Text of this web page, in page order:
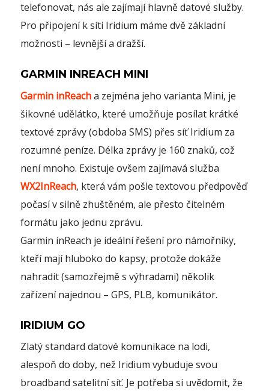
telefonovat, nás ale zajímají hlavně datové služby.
Pro připojení k síti Iridium máme dvě základní
možnosti – levnější a dražší.
GARMIN INREACH MINI
Garmin inReacha zejména jeho varianta Mini, je
šikovné udělátko, které umožňuje posílat krátké
textové zprávy (obdoba SMS) přes síť Iridium za
rozumné peníze. Délka zprávy je 160 znaků, což
není mnoho. Existuje ovšem zajímavá služba
WX2InReach, která vám pošle textovou předpověď
počasí v silně zhuštěném, ale přesto čitelném
formátu jako jednu zprávu.
Garmin inReach je ideální řešení pro námořníky,
kteří mají hluboko do kapsy, protože dokáže
nahradit (samozřejmě s výhradami) několik
zařízení najednou – GPS, PLB, komunikátor.
IRIDIUM GO
Zlatý standard datové komunikace na lodi,
alespoň do doby, než Iridium vybuduje svou
broadband satelitní síť. Je potřeba si uvědomit, že